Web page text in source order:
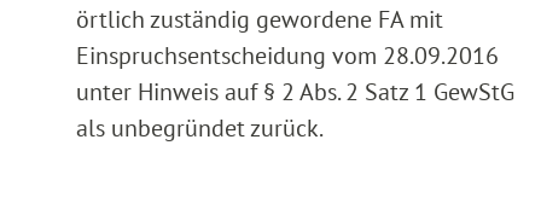
örtlich zuständig gewordene FA mit
Einspruchsentscheidung vom 28.09.2016
unter Hinweis auf § 2 Abs. 2 Satz 1 GewStG
als unbegründet zurück.